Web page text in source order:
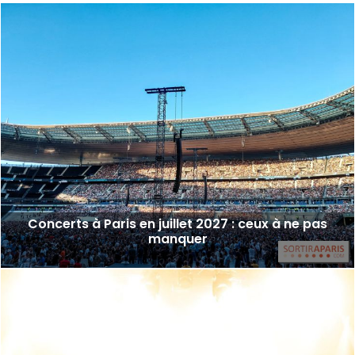
Concerts à Paris en juillet 2027 : ceux à ne pas
manquer